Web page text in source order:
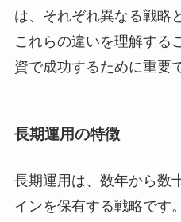
は、それぞれ異なる戦略
これらの違いを理解する
資で成功するために重要
長期運用の特徴
長期運用は、数年から数
インを保有する戦略です